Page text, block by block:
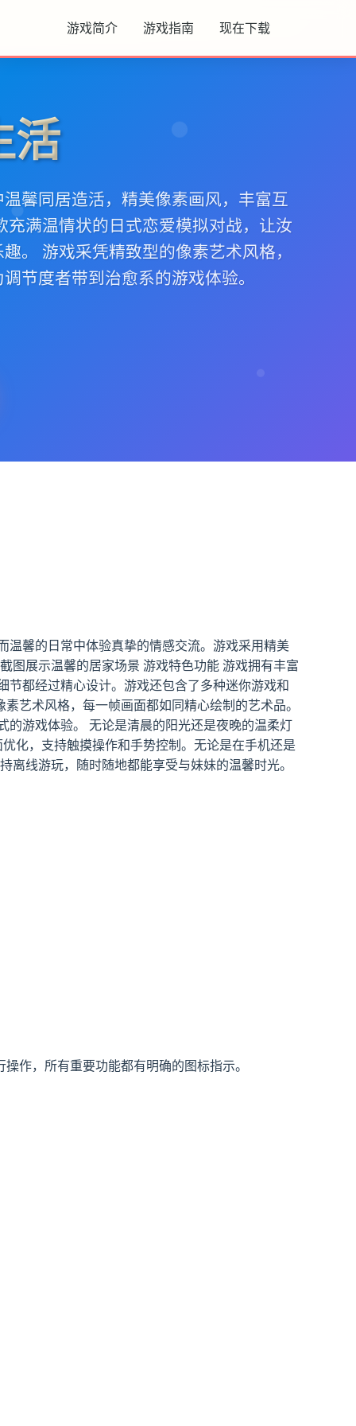
游戏简介 游戏指南 现在下载
活
馨同居造活，精美像素画风，丰富互
充满温情状的日式恋爱模拟对战，让汝
。 游戏采凭精致型的像素艺术风格，
节度者带到治愈系的游戏体验。
温馨的日常中体验真挚的情感交流。游戏采用精美
图展示温馨的居家场景 游戏特色功能 游戏拥有丰富
都经过精心设计。游戏还包含了多种迷你游戏和
艺术风格，每一帧画面都如同精心绘制的艺术品。
游戏体验。 无论是清晨的阳光还是夜晚的温柔灯
化，支持触摸操作和手势控制。无论是在手机还是
线游玩，随时随地都能享受与妹妹的温馨时光。
作，所有重要功能都有明确的图标指示。